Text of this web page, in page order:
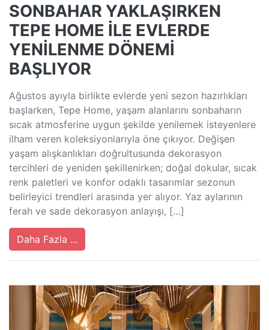
SONBAHAR YAKLAŞIRKEN
TEPE HOME İLE EVLERDE
YENİLENME DÖNEMİ
BAŞLIYOR
Ağustos ayıyla birlikte evlerde yeni sezon hazırlıkları
başlarken, Tepe Home, yaşam alanlarını sonbaharın
sıcak atmosferine uygun şekilde yenilemek isteyenlere
ilham veren koleksiyonlarıyla öne çıkıyor. Değişen
yaşam alışkanlıkları doğrultusunda dekorasyon
tercihleri de yeniden şekillenirken; doğal dokular, sıcak
renk paletleri ve konfor odaklı tasarımlar sezonun
belirleyici trendleri arasında yer alıyor. Yaz aylarının
ferah ve sade dekorasyon anlayışı, […]
Daha Fazla ...